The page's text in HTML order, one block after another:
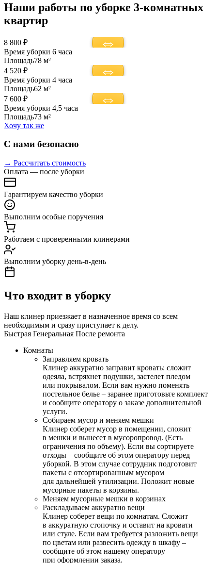
Наши работы по уборке 3-комнатных
квартир
8 800 ₽
Время уборки 6 часа
Площадь78 м²
4 520 ₽
Время уборки 4 часа
Площадь62 м²
7 600 ₽
Время уборки 4,5 часа
Площадь73 м²
Хочу так же
С нами безопасно
→ Рассчитать стоимость
Оплата — после уборки
Гарантируем качество уборки
Выполним особые поручения
Работаем с проверенными клинерами
Выполним уборку день-в-день
Что входит в уборку
Наш клинер приезжает в назначенное время со всем
необходимым и сразу приступает к делу.
Быстрая Генеральная После ремонта
Комнаты
Заправляем кровать
Клинер аккуратно заправит кровать: сложит
одеяла, встряхнет подушки, застелет пледом
или покрывалом. Если вам нужно поменять
постельное белье – заранее приготовьте комплект
и сообщите оператору о заказе дополнительной
услуги.
Собираем мусор и меняем мешки
Клинер соберет мусор в помещении, сложит
в мешки и вынесет в мусоропровод. (Есть
ограничения по объему). Если вы сортируете
отходы – сообщите об этом оператору перед
уборкой. В этом случае сотрудник подготовит
пакеты с отсортированным мусором
для дальнейшей утилизации. Положит новые
мусорные пакеты в корзины.
Меняем мусорные мешки в корзинах
Раскладываем аккуратно вещи
Клинер соберет вещи по комнатам. Сложит
в аккуратную стопочку и оставит на кровати
или стуле. Если вам требуется разложить вещи
по цветам или развесить одежду в шкафу –
сообщите об этом нашему оператору
при оформлении заказа.